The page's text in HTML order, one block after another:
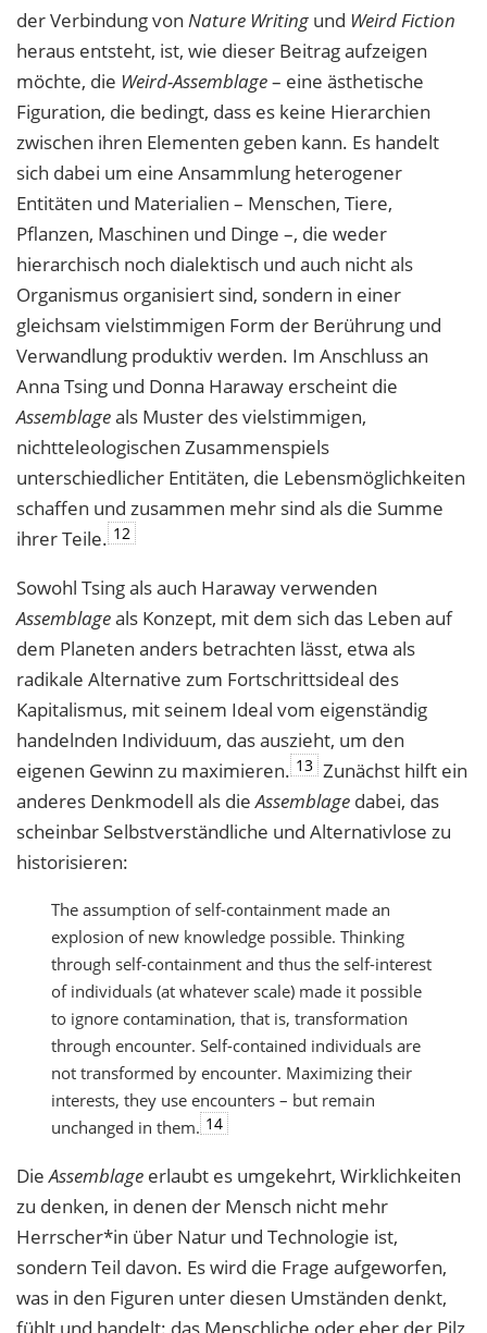
der Verbindung von Nature Writing und WeirdFiction
heraus entsteht, ist, wie dieser Beitrag aufzeigen
möchte, die Weird-Assemblage– eine ästhetische
Figuration, die bedingt, dass es keine Hierarchien
zwischen ihren Elementen geben kann. Es handelt
sich dabei um eine Ansammlung heterogener
Entitäten und Materialien – Menschen, Tiere,
Pflanzen, Maschinen und Dinge –, die weder
hierarchisch noch dialektisch und auch nicht als
Organismus organisiert sind, sondern in einer
gleichsam vielstimmigen Form der Berührung und
Verwandlung produktiv werden. Im Anschluss an
Anna Tsing und Donna Haraway erscheint die
Assemblageals Muster des vielstimmigen,
nichtteleologischen Zusammenspiels
unterschiedlicher Entitäten, die Lebensmöglichkeiten
schaffen und zusammen mehr sind als die Summe
ihrer Teile. 12
Sowohl Tsing als auch Haraway verwenden
Assemblageals Konzept, mit dem sich das Leben auf
dem Planeten anders betrachten lässt, etwa als
radikale Alternative zum Fortschrittsideal des
Kapitalismus, mit seinem Ideal vom eigenständig
handelnden Individuum,­ das auszieht, um den
eigenen Gewinn zu maximieren. 13 Zunächst hilft ein
anderes Denkmodell als dieAssemblage dabei, das
scheinbar Selbstverständliche und Alternativlose zu
historisieren:
The assumption of self-containment made an
explosion of new knowledge possible. Thinking
through self-containment and thus the self-interest
of individuals (at whatever scale) made it possible
to ignore contamination, that is, transformation
through encounter. Self-contained individuals are
not transformed by encounter. Maximizing their
interests, they use encounters – but remain
unchanged in them. 14
DieAssemblage erlaubt es umgekehrt, Wirklichkeiten
zu denken, in denen der Mensch nicht mehr
Herrscher*in über Natur und Technologie ist,
sondern Teil davon. Es wird die Frage aufgeworfen,
was in den Figuren unter diesen Umständen denkt,